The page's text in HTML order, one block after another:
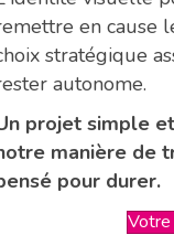
en cause
stratégique
autonome.
projet simple
manière de
pour durer.
Votre